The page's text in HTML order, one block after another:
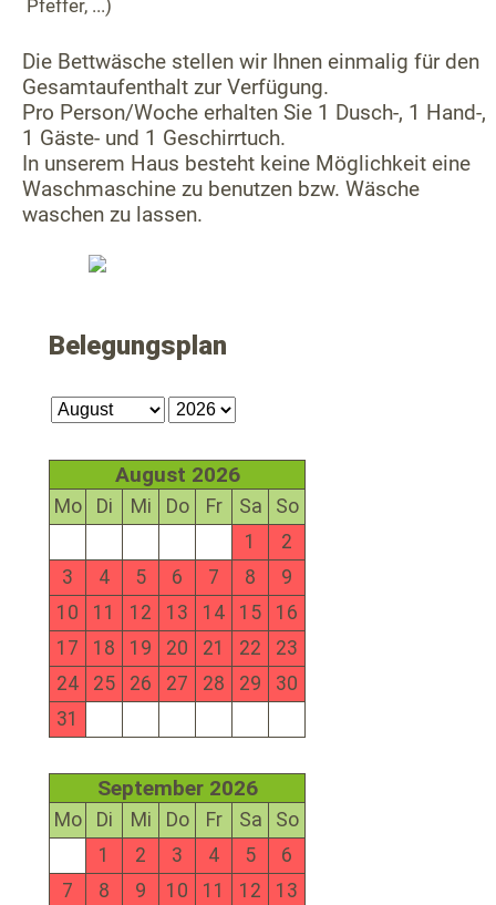
Pfeffer, ...)
Die Bettwäsche stellen wir Ihnen einmalig für den
Gesamtaufenthalt zur Verfügung.
Pro Person/Woche erhalten Sie 1 Dusch-, 1 Hand-,
1 Gäste- und 1 Geschirrtuch.
In unserem Haus besteht keine Möglichkeit eine
Waschmaschine zu benutzen bzw. Wäsche
waschen zu lassen.